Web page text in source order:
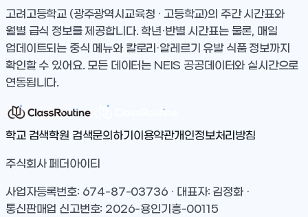
고려고등학교 (광주광역시교육청 · 고등학교)의 주간 시간표와
월별 급식 정보를 제공합니다. 학년·반별 시간표는 물론, 매일
업데이트되는 중식 메뉴와 칼로리·알레르기 유발 식품 정보까지
확인할 수 있어요. 모든 데이터는 NEIS 공공데이터와 실시간으로
연동됩니다.
학교 검색학원 검색문의하기 이용약관개인정보처리방침
주식회사 페더아이티
사업자등록번호: 674-87-03736 · 대표자: 김정화 ·
통신판매업 신고번호: 2026-용인기흥-00115